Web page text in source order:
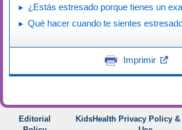
¿Estás estresado porque tienes un
Qué hacer cuando te sientes
Imprimir
Editorial
KidsHealth Privacy Policy &